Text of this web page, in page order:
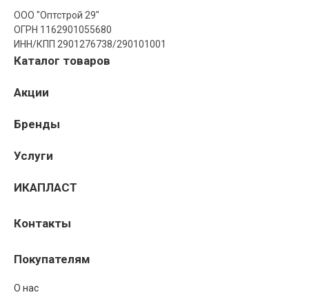
ООО "Оптстрой 29"
ОГРН 1162901055680
ИНН/КПП 2901276738/290101001
Каталог товаров
Акции
Бренды
Услуги
ИКАПЛАСТ
Контакты
Покупателям
О нас